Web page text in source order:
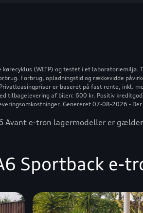
(WLTP) og testet i et
Forbrug, opladningstid og rækkevidde
Privatleasingpriser er baseret på fast rente, inkl.
tilbagelevering af bilen: 600 kr. Positiv
Genereret 07-08-2026 -
Avant e-tron lagermodeller er
Sportback e-